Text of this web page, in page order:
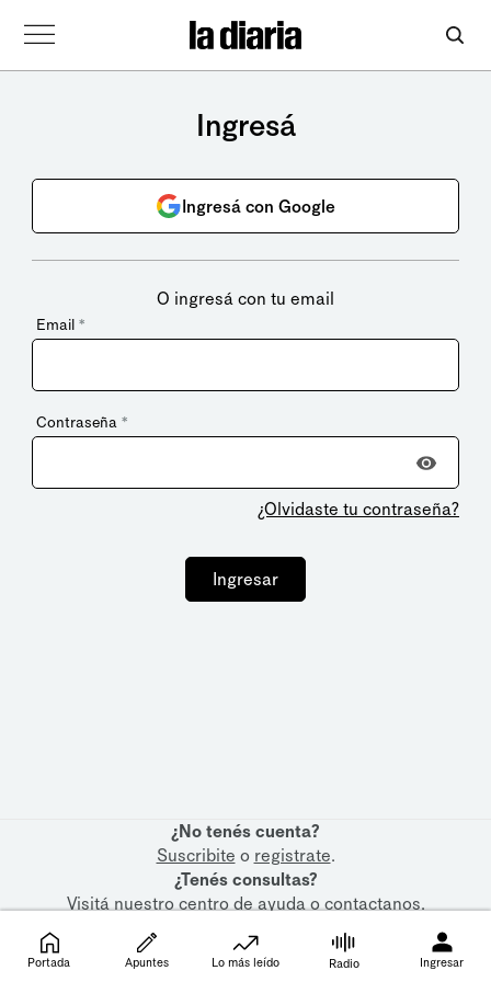
Ingresá
Ingresá con Google
O ingresá con tu email
Email *
Contraseña *
¿Olvidaste tu contraseña?
Ingresar
¿No tenés cuenta?
Suscribite o registrate.
¿Tenés consultas?
Visitá nuestrocentro de ayudaocontactanos.
Portada Apuntes Lo más leído Radio Ingresar